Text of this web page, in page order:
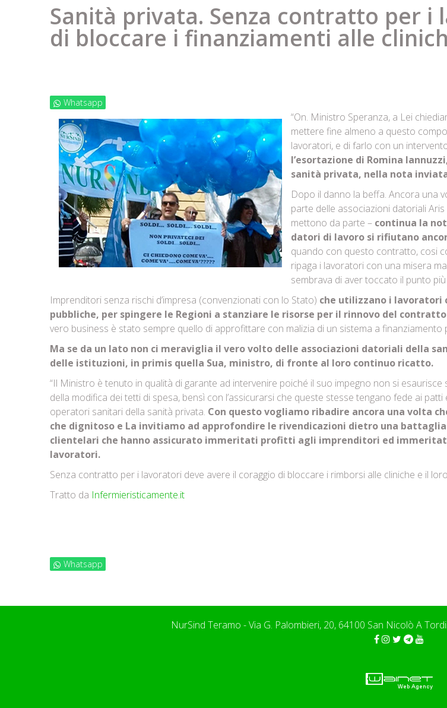
Sanità privata. Senza contratto per
di bloccare i finanziamenti alle
Whatsapp
“On. Ministro Speranza, a Lei
mettere fine almeno a questo
lavoratori, e di farlo con un
l’esortazione di Romina
sanità privata, nella nota
Dopo il danno la beffa. Ancora una
parte delle associazioni datoriali
mettono da parte – continua la
datori di lavoro si rifiutano
quando con questo contratto, cosi
ripaga i lavoratori con una misera
sembrava di aver toccato il punto
Imprenditori senza rischi d’impresa (convenzionati con lo Stato) che utilizzano i lavoratori
pubbliche, per spingere le Regioni a stanziare le risorse per il rinnovo del contratto
vero business è stato sempre quello di approfittare con malizia di un sistema a
Ma se da un lato non ci meraviglia il vero volto delle associazioni datoriali della
delle istituzioni, in primis quella Sua, ministro, di fronte al loro continuo ricatto.
“Il Ministro è tenuto in qualità di garante ad intervenire poiché il suo impegno non si
della modifica dei tetti di spesa, bensì con l’assicurarsi che queste stesse tengano fede ai
operatori sanitari della sanità privata. Con questo vogliamo ribadire ancora una volta
che dignitoso e La invitiamo ad approfondire le rivendicazioni dietro una
clientelari che hanno assicurato immeritati profitti agli imprenditori ed
lavoratori.
Senza contratto per i lavoratori deve avere il coraggio di bloccare i rimborsi alle cliniche e il
Tratto da Infermieristicamente.it
Whatsapp
NurSind Teramo - Via G. Palombieri, 20, 64100 San Nicolò A